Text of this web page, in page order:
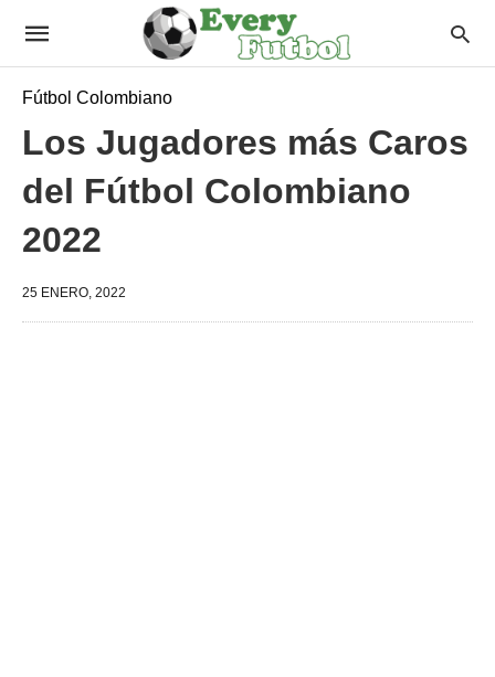
Fútbol Colombiano
Los Jugadores más Caros
del Fútbol Colombiano
2022
25 ENERO, 2022